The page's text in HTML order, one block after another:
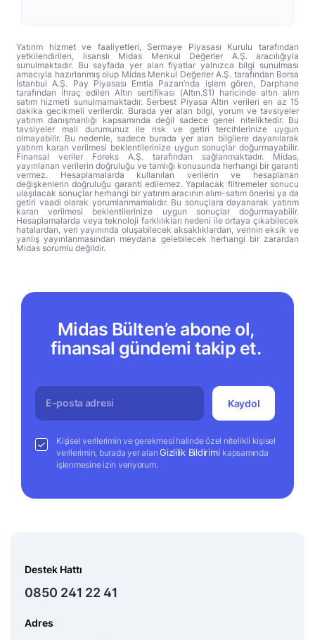
Yatırım hizmet ve faaliyetleri, Sermaye Piyasası Kurulu tarafından
yetkilendirilen, lisanslı Midas Menkul Değerler A.Ş. aracılığıyla
sunulmaktadır. Bu sayfada yer alan fiyatlar yalnızca bilgi sunulması
amacıyla hazırlanmış olup Midas Menkul Değerler A.Ş. tarafından Borsa
İstanbul A.Ş. Pay Piyasası Emtia Pazarı’nda işlem gören, Darphane
tarafından ihraç edilen Altın sertifikası (Altın.S1) haricinde altın alım
satım hizmeti sunulmamaktadır. Serbest Piyasa Altın verileri en az 15
dakika gecikmeli verilerdir. Burada yer alan bilgi, yorum ve tavsiyeler
yatırım danışmanlığı kapsamında değil sadece genel niteliktedir. Bu
tavsiyeler mali durumunuz ile risk ve getiri tercihlerinize uygun
olmayabilir. Bu nedenle, sadece burada yer alan bilgilere dayanılarak
yatırım kararı verilmesi beklentilerinize uygun sonuçlar doğurmayabilir.
Finansal veriler Foreks A.Ş. tarafından sağlanmaktadır. Midas,
yayınlanan verilerin doğruluğu ve tamlığı konusunda herhangi bir garanti
vermez. Hesaplamalarda kullanılan verilerin ve hesaplanan
değişkenlerin doğruluğu garanti edilemez. Yapılacak filtremeler sonucu
ulaşılacak sonuçlar herhangi bir yatırım aracının alım-satım önerisi ya da
getiri vaadi olarak yorumlanmamalıdır. Bu sonuçlara dayanarak yatırım
kararı verilmesi beklentilerinize uygun sonuçlar doğurmayabilir.
Hesaplamalarda veya teknoloji farklılıkları nedeni ile ortaya çıkabilecek
hatalardan, veri yayınında oluşabilecek aksaklıklardan, verinin eksik ve
yanlış yayınlanmasından meydana gelebilecek herhangi bir zarardan
Midas sorumlu değildir.
Midas Bülten’e abone ol,
finansal gündemi takip et.
Kaydol
Kişisel verilerimin ve gerekmesi halinde özel nitelikli kişisel
verilerimin, burada yer alanGizlilik Bildirimi kapsamında
işlenmesine izin veriyorum.
Destek Hattı
0850 241 22 41
Adres